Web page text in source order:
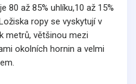
80 až 85% uhlíku,10 až 15%
ropy se vyskytují v
metrů, většinou mezi
okolních hornin a velmi